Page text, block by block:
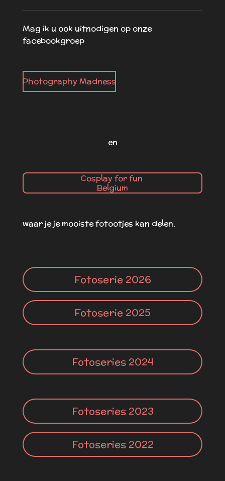
Mag ik u ook uitnodigen op onze
facebookgroep
Photography Madness
en
Cosplay for fun
Belgium
waar je je mooiste fotootjes kan delen.
Fotoserie 2026
Fotoserie 2025
Fotoseries 2024
Fotoseries 2023
Fotoseries 2022